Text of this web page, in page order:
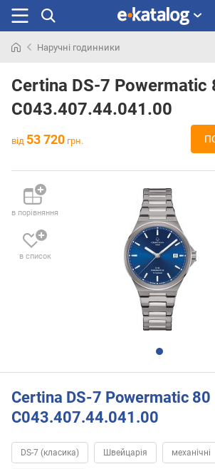
раніше
Наручні годинники
Certina DS-7 Powermatic
C043.407.44.041.00
від 53 720 грн.
в порівняння
в список
Certina DS-7 Powermatic 80
C043.407.44.041.00
DS-7 (класика) Швейцарія механічні